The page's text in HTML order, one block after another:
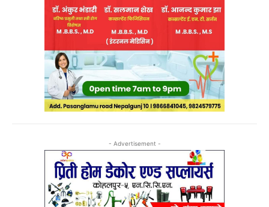
- Advertisement -